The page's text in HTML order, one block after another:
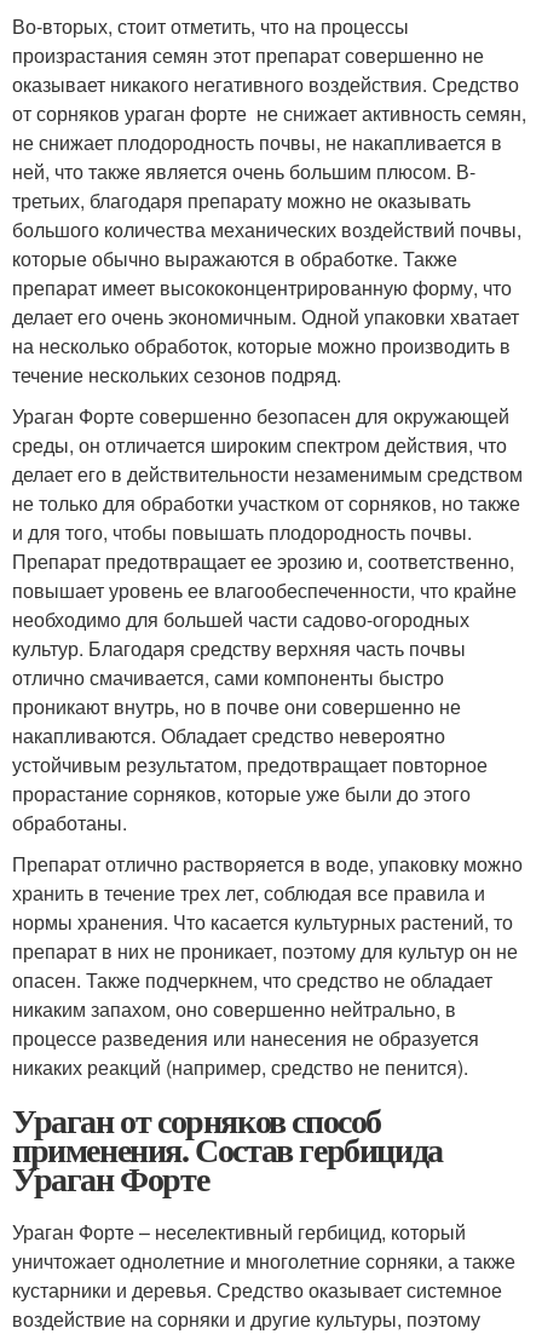
Во-вторых, стоит отметить, что на процессы
произрастания семян этот препарат совершенно не
оказывает никакого негативного воздействия. Средство
от сорняков ураган форте не снижает активность семян,
не снижает плодородность почвы, не накапливается в
ней, что также является очень большим плюсом. В-
третьих, благодаря препарату можно не оказывать
большого количества механических воздействий почвы,
которые обычно выражаются в обработке. Также
препарат имеет высококонцентрированную форму, что
делает его очень экономичным. Одной упаковки хватает
на несколько обработок, которые можно производить в
течение нескольких сезонов подряд.
Ураган Форте совершенно безопасен для окружающей
среды, он отличается широким спектром действия, что
делает его в действительности незаменимым средством
не только для обработки участком от сорняков, но также
и для того, чтобы повышать плодородность почвы.
Препарат предотвращает ее эрозию и, соответственно,
повышает уровень ее влагообеспеченности, что крайне
необходимо для большей части садово-огородных
культур. Благодаря средству верхняя часть почвы
отлично смачивается, сами компоненты быстро
проникают внутрь, но в почве они совершенно не
накапливаются. Обладает средство невероятно
устойчивым результатом, предотвращает повторное
прорастание сорняков, которые уже были до этого
обработаны.
Препарат отлично растворяется в воде, упаковку можно
хранить в течение трех лет, соблюдая все правила и
нормы хранения. Что касается культурных растений, то
препарат в них не проникает, поэтому для культур он не
опасен. Также подчеркнем, что средство не обладает
никаким запахом, оно совершенно нейтрально, в
процессе разведения или нанесения не образуется
никаких реакций (например, средство не пенится).
Ураган от сорняков способ
применения. Состав гербицида
Ураган Форте
Ураган Форте – неселективный гербицид, который
уничтожает однолетние и многолетние сорняки, а также
кустарники и деревья. Средство оказывает системное
воздействие на сорняки и другие культуры, поэтому